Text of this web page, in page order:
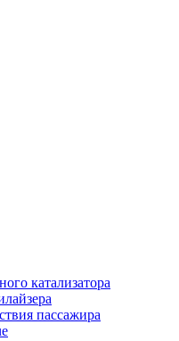
катализатора
пассажира